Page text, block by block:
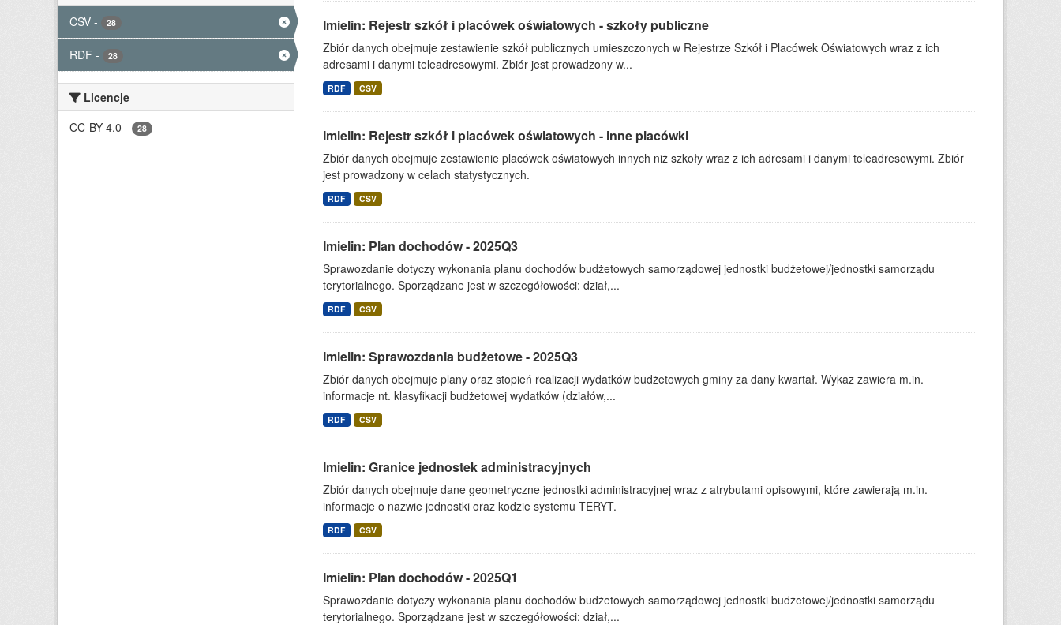
CSV - 28
RDF - 28
Licencje
CC-BY-4.0 - 28
Imielin: Rejestr szkół i placówek oświatowych - szkoły publiczne
Zbiór danych obejmuje zestawienie szkół publicznych umieszczonych w Rejestrze Szkół i Placówek Oświatowych wraz z ich
adresami i danymi teleadresowymi. Zbiór jest prowadzony w...
RDF CSV
Imielin: Rejestr szkół i placówek oświatowych - inne placówki
Zbiór danych obejmuje zestawienie placówek oświatowych innych niż szkoły wraz z ich adresami i danymi teleadresowymi. Zbiór
jest prowadzony w celach statystycznych.
RDF CSV
Imielin: Plan dochodów - 2025Q3
Sprawozdanie dotyczy wykonania planu dochodów budżetowych samorządowej jednostki budżetowej/jednostki samorządu
terytorialnego. Sporządzane jest w szczegółowości: dział,...
RDF CSV
Imielin: Sprawozdania budżetowe - 2025Q3
Zbiór danych obejmuje plany oraz stopień realizacji wydatków budżetowych gminy za dany kwartał. Wykaz zawiera m.in.
informacje nt. klasyfikacji budżetowej wydatków (działów,...
RDF CSV
Imielin: Granice jednostek administracyjnych
Zbiór danych obejmuje dane geometryczne jednostki administracyjnej wraz z atrybutami opisowymi, które zawierają m.in.
informacje o nazwie jednostki oraz kodzie systemu TERYT.
RDF CSV
Imielin: Plan dochodów - 2025Q1
Sprawozdanie dotyczy wykonania planu dochodów budżetowych samorządowej jednostki budżetowej/jednostki samorządu
terytorialnego. Sporządzane jest w szczegółowości: dział,...